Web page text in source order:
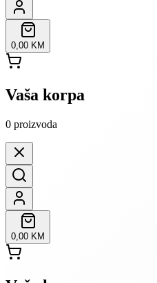
0,00 KM
Vaša korpa
0 proizvoda
0,00 KM